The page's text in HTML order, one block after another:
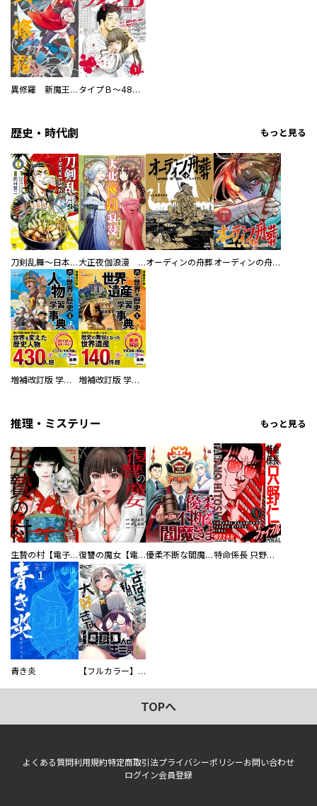
異修羅 新魔王戦争 タイプＢ～48時間後、致死率100％～【単話】
歴史・時代劇 もっと見る
刀剣乱舞～日本号つれづれ酒～ 大正夜伽浪漫 －金曜日の花嫁—オーディンの舟葬 オーディンの舟葬 分冊版
増補改訂版 学研まんが NEW世界の歴史 別巻 人物学習事典 増補改訂版 学研まんが NEW世界の歴史 別巻 世界遺産学習事典
推理・ミステリー もっと見る
生贄の村【電子単行本版】 復讐の魔女【電子単行本版】 優柔不断な閻魔さま 特命係長 只野仁ファイナル 愛蔵版
青き炎 【フルカラー】さよなら、私の大好きな１０００人のキミ。
TOPへ
よくある質問利用規約特定商取引法プライバシーポリシーお問い合わせ
ログイン会員登録